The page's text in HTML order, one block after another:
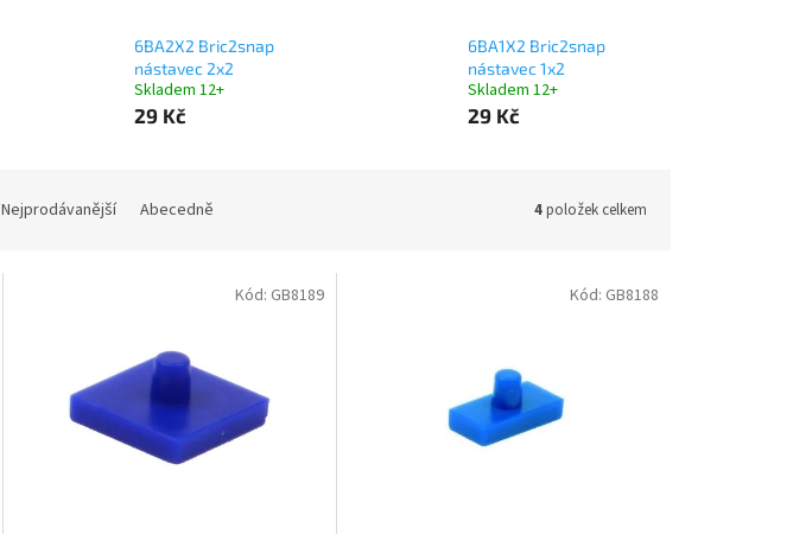
6BA2X2 Bric2snap
nástavec 2x2
Skladem 12+
29 Kč
6BA1X2 Bric2snap
nástavec 1x2
Skladem 12+
29 Kč
Nejprodávanější Abecedně 4položek celkem
Kód: GB8189 Kód: GB8188